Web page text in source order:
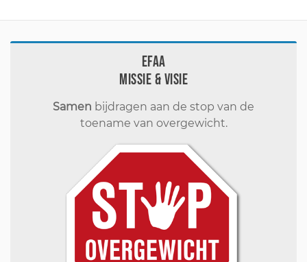
EFAA
Missie & visie
Samen bijdragen aan de stop van de
toename van overgewicht.